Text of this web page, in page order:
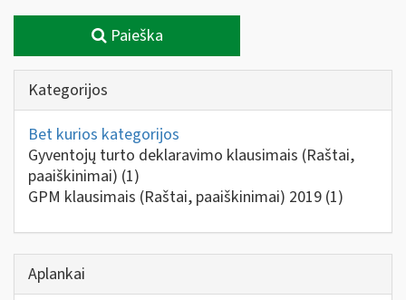
Paieška
Kategorijos
Bet kurios kategorijos
Gyventojų turto deklaravimo klausimais (Raštai,
paaiškinimai) (1)
GPM klausimais (Raštai, paaiškinimai) 2019 (1)
Aplankai